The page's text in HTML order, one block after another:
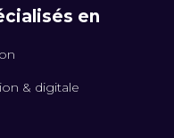
en
& digitale